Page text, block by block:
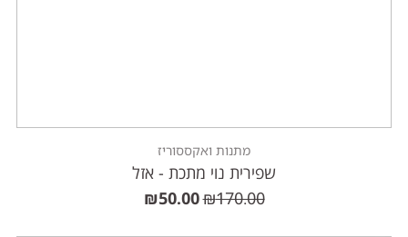
מתנות ואקססוריז
שפירית נוי מתכת - אזל
₪170.00
₪50.00